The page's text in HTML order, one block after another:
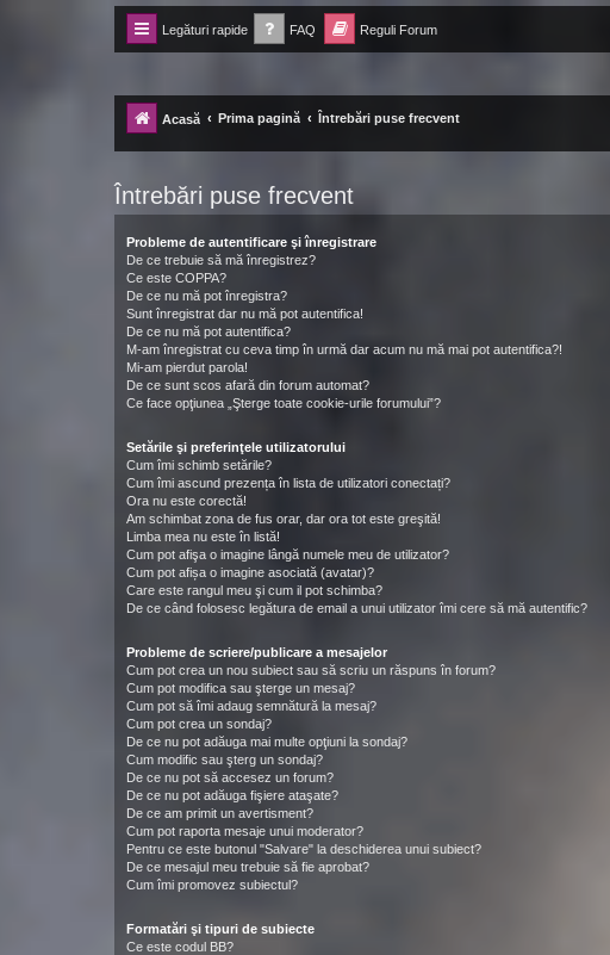
Legături rapide FAQ Reguli Forum
Forum Ecolomania™®
-= Idei pentru viitor =-
Acasă Prima pagină Întrebări puse frecvent
Întrebări puse frecvent
Probleme de autentificare şi înregistrare
De ce trebuie să mă înregistrez?
Ce este COPPA?
De ce nu mă pot înregistra?
Sunt înregistrat dar nu mă pot autentifica!
De ce nu mă pot autentifica?
M-am înregistrat cu ceva timp în urmă dar acum nu mă mai pot autentifica?!
Mi-am pierdut parola!
De ce sunt scos afară din forum automat?
Ce face opţiunea „Şterge toate cookie-urile forumului”?
Setările şi preferinţele utilizatorului
Cum îmi schimb setările?
Cum îmi ascund prezența în lista de utilizatori conectați?
Ora nu este corectă!
Am schimbat zona de fus orar, dar ora tot este greşită!
Limba mea nu este în listă!
Cum pot afişa o imagine lângă numele meu de utilizator?
Cum pot afișa o imagine asociată (avatar)?
Care este rangul meu şi cum il pot schimba?
De ce când folosesc legătura de email a unui utilizator îmi cere să mă autentific?
Probleme de scriere/publicare a mesajelor
Cum pot crea un nou subiect sau să scriu un răspuns în forum?
Cum pot modifica sau şterge un mesaj?
Cum pot să îmi adaug semnătură la mesaj?
Cum pot crea un sondaj?
De ce nu pot adăuga mai multe opţiuni la sondaj?
Cum modific sau şterg un sondaj?
De ce nu pot să accesez un forum?
De ce nu pot adăuga fişiere ataşate?
De ce am primit un avertisment?
Cum pot raporta mesaje unui moderator?
Pentru ce este butonul "Salvare" la deschiderea unui subiect?
De ce mesajul meu trebuie să fie aprobat?
Cum îmi promovez subiectul?
Formatări şi tipuri de subiecte
Ce este codul BB?